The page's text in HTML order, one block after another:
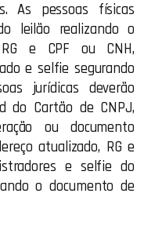
As pessoas físicas
leilão realizando o
e CPF ou CNH,
e selfie segurando
jurídicas deverão
do Cartão de CNPJ,
ou documento
atualizado, RG e
e selfie do
o documento de